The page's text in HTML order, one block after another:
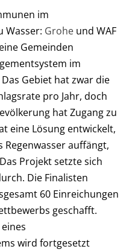
im
Wasser: Grohe und WAF
Gemeinden
im
Gebiet hat zwar die
pro Jahr, doch
hat Zugang zu
eine Lösung entwickelt,
auffängt,
Projekt setzte sich
Die Finalisten
60 Einreichungen
geschafft.
wird fortgesetzt